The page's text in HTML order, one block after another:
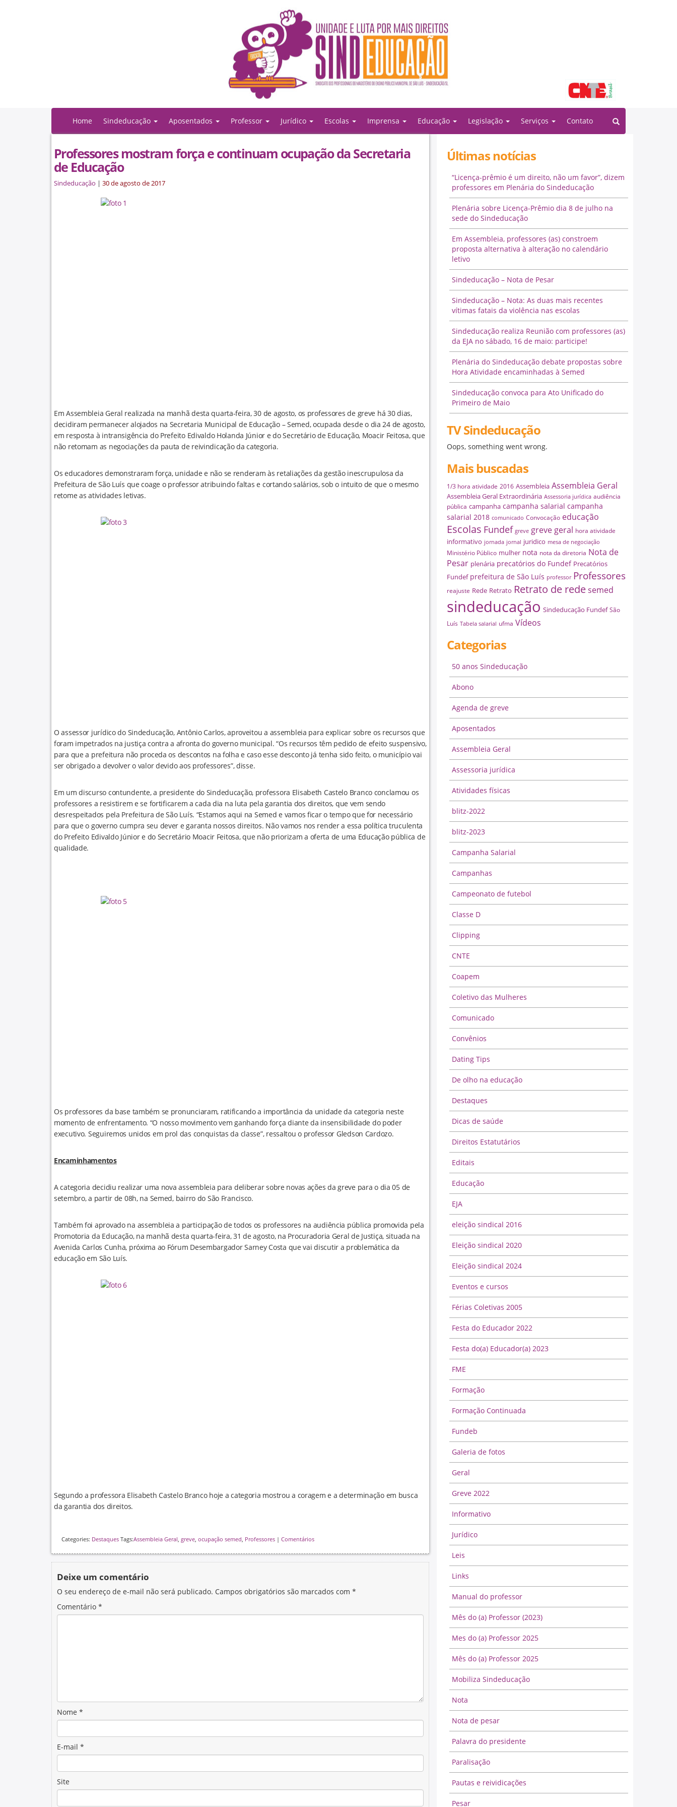
Home Sindeducação Aposentados Professor Jurídico Escolas Imprensa Educação Legislação Serviços Contato
Professores mostram força e continuam ocupação da Secretaria
de Educação
Sindeducação | 30 de agosto de 2017
Em Assembleia Geral realizada na manhã desta quarta-feira, 30 de agosto, os professores de greve há 30 dias,
decidiram permanecer alojados na Secretaria Municipal de Educação – Semed, ocupada desde o dia 24 de agosto,
em resposta à intransigência do Prefeito Edivaldo Holanda Júnior e do Secretário de Educação, Moacir Feitosa, que
não retomam as negociações da pauta de reivindicação da categoria.
Os educadores demonstraram força, unidade e não se renderam às retaliações da gestão inescrupulosa da
Prefeitura de São Luís que coage o professor atribuindo faltas e cortando salários, sob o intuito de que o mesmo
retome as atividades letivas.
O assessor jurídico do Sindeducação, Antônio Carlos, aproveitou a assembleia para explicar sobre os recursos que
foram impetrados na justiça contra a afronta do governo municipal. “Os recursos têm pedido de efeito suspensivo,
para que a prefeitura não proceda os descontos na folha e caso esse desconto já tenha sido feito, o município vai
ser obrigado a devolver o valor devido aos professores”, disse.
Em um discurso contundente, a presidente do Sindeducação, professora Elisabeth Castelo Branco conclamou os
professores a resistirem e se fortificarem a cada dia na luta pela garantia dos direitos, que vem sendo
desrespeitados pela Prefeitura de São Luís. “Estamos aqui na Semed e vamos ficar o tempo que for necessário
para que o governo cumpra seu dever e garanta nossos direitos. Não vamos nos render a essa política truculenta
do Prefeito Edivaldo Júnior e do Secretário Moacir Feitosa, que não priorizam a oferta de uma Educação pública de
qualidade.
Os professores da base também se pronunciaram, ratificando a importância da unidade da categoria neste
momento de enfrentamento. “O nosso movimento vem ganhando força diante da insensibilidade do poder
executivo. Seguiremos unidos em prol das conquistas da classe”, ressaltou o professor Gledson Cardozo.
Encaminhamentos
A categoria decidiu realizar uma nova assembleia para deliberar sobre novas ações da greve para o dia 05 de
setembro, a partir de 08h, na Semed, bairro do São Francisco.
Também foi aprovado na assembleia a participação de todos os professores na audiência pública promovida pela
Promotoria da Educação, na manhã desta quarta-feira, 31 de agosto, na Procuradoria Geral de Justiça, situada na
Avenida Carlos Cunha, próxima ao Fórum Desembargador Sarney Costa que vai discutir a problemática da
educação em São Luís.
Segundo a professora Elisabeth Castelo Branco hoje a categoria mostrou a coragem e a determinação em busca
da garantia dos direitos.
Categories: Destaques Tags:Assembleia Geral, greve, ocupação semed, Professores | Comentários
Deixe um comentário
O seu endereço de e-mail não será publicado. Campos obrigatórios são marcados com *
Comentário *
Nome *
E-mail *
Site
Últimas notícias
“Licença-prêmio é um direito, não um favor”, dizem
professores em Plenária do Sindeducação
Plenária sobre Licença-Prêmio dia 8 de julho na
sede do Sindeducação
Em Assembleia, professores (as) constroem
proposta alternativa à alteração no calendário
letivo
Sindeducação – Nota de Pesar
Sindeducação – Nota: As duas mais recentes
vítimas fatais da violência nas escolas
Sindeducação realiza Reunião com professores (as)
da EJA no sábado, 16 de maio: participe!
Plenária do Sindeducação debate propostas sobre
Hora Atividade encaminhadas à Semed
Sindeducação convoca para Ato Unificado do
Primeiro de Maio
TV Sindeducação
Oops, something went wrong.
Mais buscadas
1/3 hora atividade 2016 Assembleia Assembleia Geral
Assembleia Geral Extraordinária Assessoria jurídica audiência
pública campanha campanha salarial campanha
salarial 2018 comunicado Convocação educação
Escolas Fundef greve greve geral hora atividade
informativo jornada jornal juridico mesa de negociação
Ministério Público mulher nota nota da diretoria Nota de
Pesar plenária precatórios do Fundef Precatórios
Fundef prefeitura de São Luís professor Professores
reajuste Rede Retrato Retrato de redesemed
sindeducação Sindeducação Fundef São
Luís Tabela salarial ufma Vídeos
Categorias
50 anos Sindeducação
Abono
Agenda de greve
Aposentados
Assembleia Geral
Assessoria jurídica
Atividades físicas
blitz-2022
blitz-2023
Campanha Salarial
Campanhas
Campeonato de futebol
Classe D
Clipping
CNTE
Coapem
Coletivo das Mulheres
Comunicado
Convênios
Dating Tips
De olho na educação
Destaques
Dicas de saúde
Direitos Estatutários
Editais
Educação
EJA
eleição sindical 2016
Eleição sindical 2020
Eleição sindical 2024
Eventos e cursos
Férias Coletivas 2005
Festa do Educador 2022
Festa do(a) Educador(a) 2023
FME
Formação
Formação Continuada
Fundeb
Galeria de fotos
Geral
Greve 2022
Informativo
Jurídico
Leis
Links
Manual do professor
Mês do (a) Professor (2023)
Mes do (a) Professor 2025
Mês do (a) Professor 2025
Mobiliza Sindeducação
Nota
Nota de pesar
Palavra do presidente
Paralisação
Pautas e reividicações
Pesar